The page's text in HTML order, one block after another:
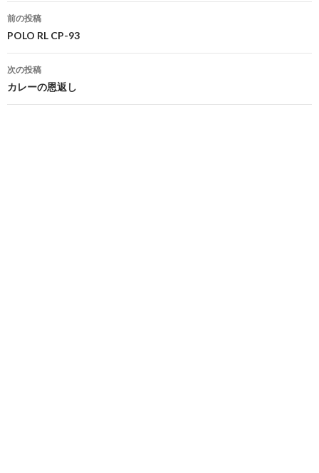
投
稿
ナ
ビ
ゲ
前の投稿
POLO RL CP-93
次の投稿
カレーの恩返し